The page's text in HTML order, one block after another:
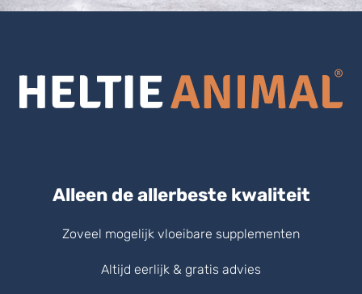
Alleen de allerbeste kwaliteit
Zoveel mogelijk vloeibare supplementen
Altijd eerlijk & gratis advies